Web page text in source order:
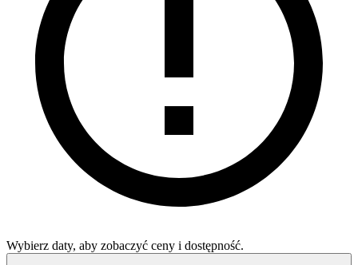
Wybierz daty, aby zobaczyć ceny i dostępność.